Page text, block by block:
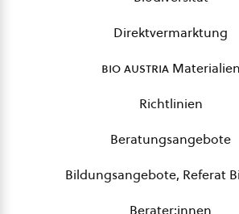
Direktvermarktung
bio austriaMaterialien
Richtlinien
Beratungsangebote
Bildungsangebote, Referat
Berater:innen